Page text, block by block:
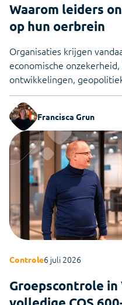
Waarom leiders
op hun oerbrein
Organisaties krijgen
economische
ontwikkelingen,
Francisca Grun
Controle6 juli 2026
Groepscontrole